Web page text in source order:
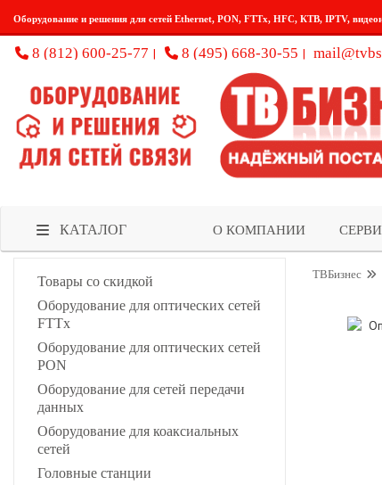
Оборудование и решения для сетей Ethernet, PON, FTTx, HFC, КТВ, IPTV,
8 (812) 600-25-77 8 (495) 668-30-55
КАТАЛОГ О КОМПАНИИ
Товары со скидкой
Оборудование для оптических сетей
FTTx
Оборудование для оптических сетей
PON
Оборудование для сетей передачи
данных
Оборудование для коаксиальных
сетей
Головные станции
ТВБизнес